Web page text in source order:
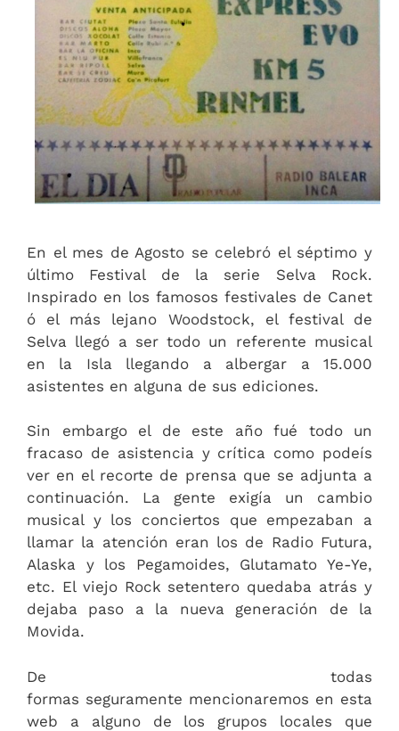
En el mes de Agosto se celebró el séptimo y
último Festival de la serie Selva Rock.
Inspirado en los famosos festivales de Canet
ó el más lejano Woodstock, el festival de
Selva llegó a ser todo un referente musical
en la Isla llegando a albergar a 15.000
asistentes en alguna de sus ediciones.
Sin embargo el de este año fué todo un
fracaso de asistencia y crítica como podeís
ver en el recorte de prensa que se adjunta a
continuación. La gente exigía un cambio
musical y los conciertos que empezaban a
llamar la atención eran los de Radio Futura,
Alaska y los Pegamoides, Glutamato Ye-Ye,
etc. El viejo Rock setentero quedaba atrás y
dejaba paso a la nueva generación de la
Movida.
De todas
formas seguramente mencionaremos en esta
web a alguno de los grupos locales que